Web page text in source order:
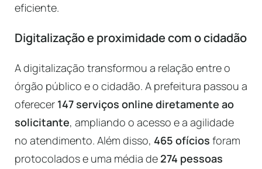
eficiente.
Digitalização e proximidade com o cidadão
A digitalização transformou a relação entre o
órgão público e o cidadão. A prefeitura passou a
oferecer 147 serviços online diretamente ao
solicitante, ampliando o acesso e a agilidade
no atendimento. Além disso, 465 ofícios foram
protocolados e uma média de 274 pessoas